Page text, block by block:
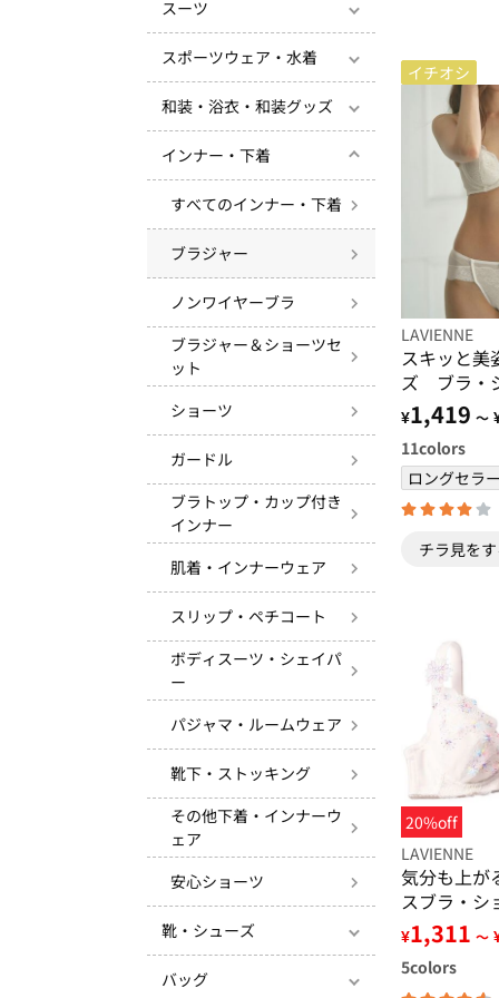
スーツ
スポーツウェア・水着
和装・浴衣・和装グッズ
インナー・下着
すべてのインナー・下着
ブラジャー
ノンワイヤーブラ
ブラジャー＆ショーツセ
ット
ショーツ
ガードル
ブラトップ・カップ付き
インナー
肌着・インナーウェア
スリップ・ペチコート
ボディスーツ・シェイパ
ー
パジャマ・ルームウェア
靴下・ストッキング
その他下着・インナーウ
ェア
安心ショーツ
靴・シューズ
バッグ
イチオシ
LAVIENNE
スキッと美
ズ ブラ・
売）
¥1,419 ～
11colors
ロングセラ
チラ見を
20%off
LAVIENNE
気分も上が
スブラ・シ
売）
¥1,311 ～
5colors